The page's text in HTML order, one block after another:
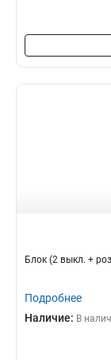
Блок (2 выкл. +
Подробнее
Наличие: В